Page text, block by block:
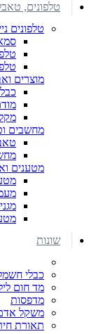
טלפונים,
טלפונים
מוצרים
מחשבים
מטענים
שונות
כבלי
מד חום
מדפסות
משקל
תאורת